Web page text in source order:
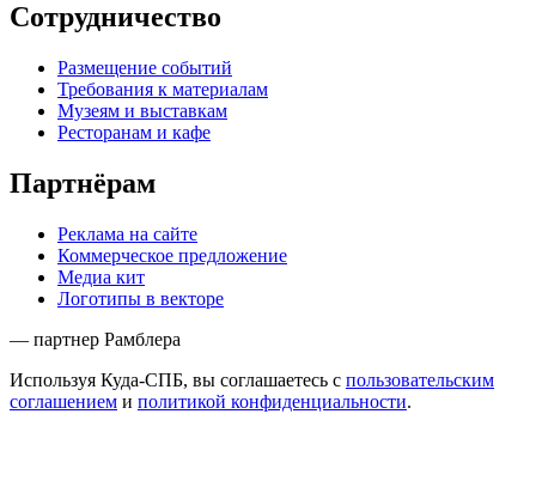
Сотрудничество
Размещение событий
Требования к материалам
Музеям и выставкам
Ресторанам и кафе
Партнёрам
Реклама на сайте
Коммерческое предложение
Медиа кит
Логотипы в векторе
— партнер Рамблера
Используя Куда-СПБ, вы соглашаетесь с пользовательским
соглашением и политикой конфиденциальности.